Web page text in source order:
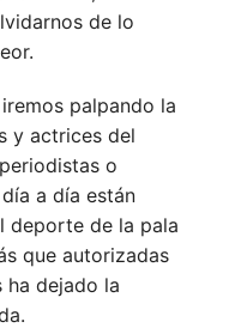
de lo
palpando la
y actrices del
o
a día están
deporte de la pala
que autorizadas
ha dejado la